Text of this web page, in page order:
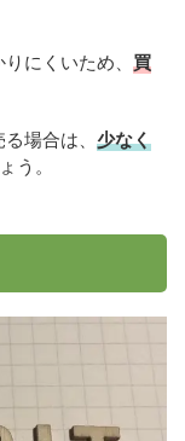
にくいため、 買
場合は、 少なく
う。